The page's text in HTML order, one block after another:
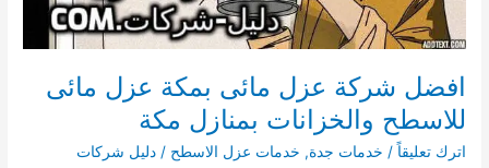
افضل شركة عزل مائى بمكة عزل مائى
للاسطح والخزانات بمنازل مكة
اترك تعليقاً / خدمات جدة, خدمات عزل الاسطح /دليل شركات